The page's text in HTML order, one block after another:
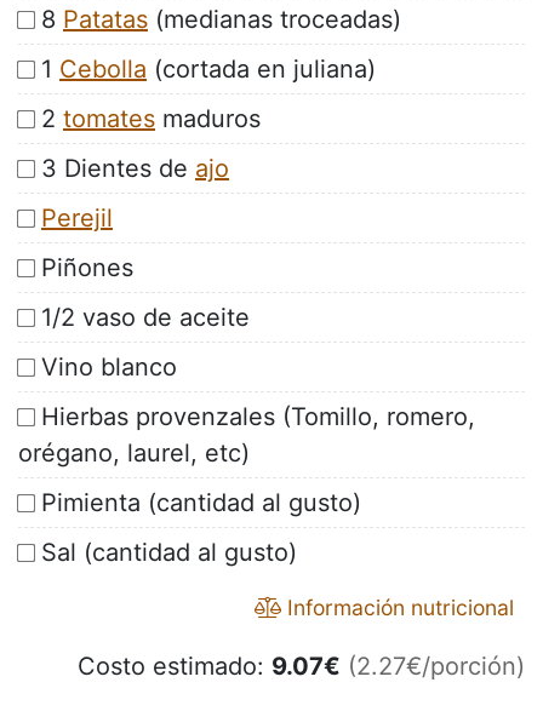
8 Patatas (medianas troceadas)
1 Cebolla (cortada en juliana)
2 tomates maduros
3 Dientes de ajo
Perejil
Piñones
1/2 vaso de aceite
Vino blanco
Hierbas provenzales (Tomillo, romero,
orégano, laurel, etc)
Pimienta (cantidad al gusto)
Sal (cantidad al gusto)
Información nutricional
Costo estimado: 9.07€ (2.27€/porción)